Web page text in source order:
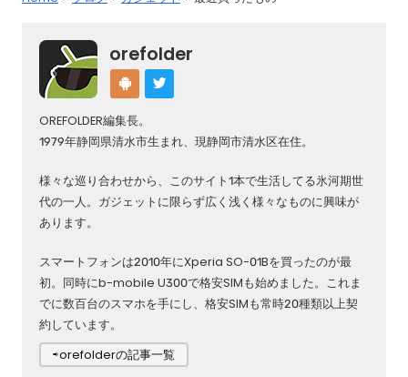
orefolder
OREFOLDER編集長。
1979年静岡県清水市生まれ、現静岡市清水区在住。
様々な巡り合わせから、このサイト1本で生活してる氷河期世
代の一人。ガジェットに限らず広く浅く様々なものに興味が
あります。
スマートフォンは2010年にXperia SO-01Bを買ったのが最
初。同時にb-mobile U300で格安SIMも始めました。これま
でに数百台のスマホを手にし、格安SIMも常時20種類以上契
約しています。
⇨orefolderの記事一覧